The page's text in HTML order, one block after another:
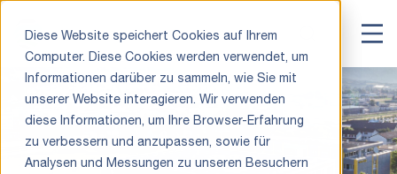
Diese Website speichert Cookies auf Ihrem
Computer. Diese Cookies werden verwendet, um
Informationen darüber zu sammeln, wie Sie mit
unserer Website interagieren. Wir verwenden
diese Informationen, um Ihre Browser-Erfahrung
zu verbessern und anzupassen, sowie für
Analysen und Messungen zu unseren Besuchern